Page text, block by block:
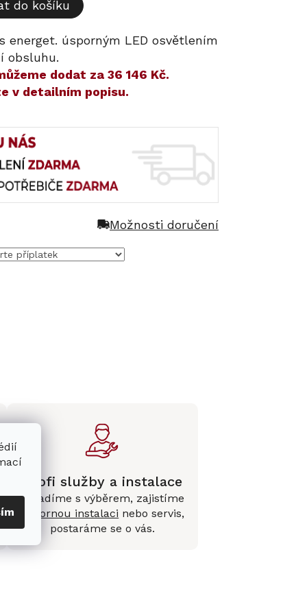
do košíku
energet. úsporným LED osvětlením
obsluhu.
dodat za 36 146 Kč.
v detailním popisu.
Možnosti doručení
Profi služby a instalace
Poradíme s výběrem, zajistíme
odbornou instalaci nebo servis,
postaráme se o vás.